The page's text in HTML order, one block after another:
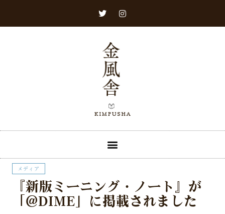
メディア​
『新版ミーニング・ノート』が
「@DIME」に掲載されました